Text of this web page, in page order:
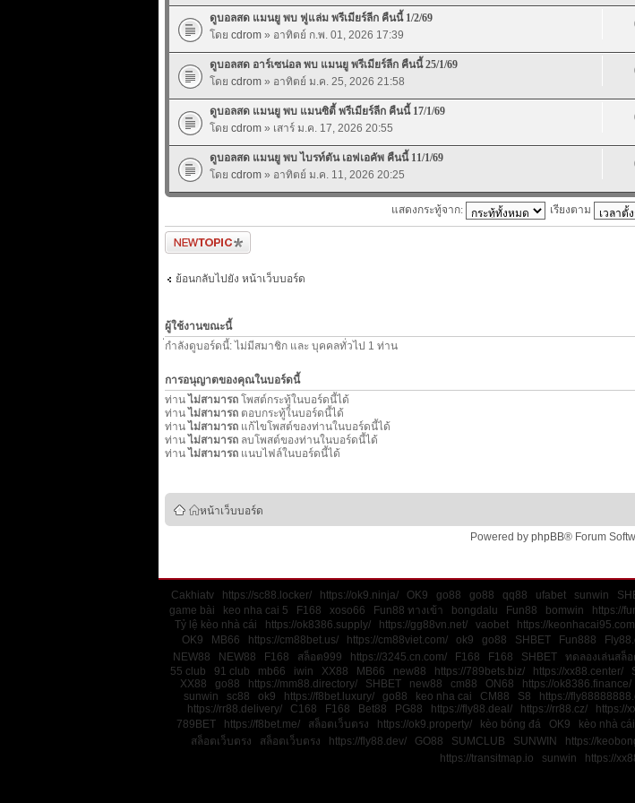
ดูบอลสด แมนยู พบ ฟูแล่ม พรีเมียร์ลีก คืนนี้ 1/2/69
โดย cdrom» อาทิตย์ ก.พ. 01, 2026 17:39
ดูบอลสด อาร์เซน่อล พบ แมนยู พรีเมียร์ลีก คืนนี้ 25/1/69
โดย cdrom» อาทิตย์ ม.ค. 25, 2026 21:58
ดูบอลสด แมนยู พบ แมนซิตี้ พรีเมียร์ลีก คืนนี้ 17/1/69
โดย cdrom» เสาร์ ม.ค. 17, 2026 20:55
ดูบอลสด แมนยู พบ ไบรท์ตัน เอฟเอคัพ คืนนี้ 11/1/69
โดย cdrom» อาทิตย์ ม.ค. 11, 2026 20:25
แสดงกระทู้จาก: เรียงตาม
ตั้งกระทู้ใหม่
ย้อนกลับไปยัง หน้าเว็บบอร์ด
ผู้ใช้งานขณะนี้
่กำลังดูบอร์ดนี้: ไม่มีสมาชิก และ บุคคลทั่วไป 1 ท่าน
การอนุญาตของคุณในบอร์ดนี้
ท่าน ไม่สามารถโพสต์กระทู้ในบอร์ดนี้ได้
ท่าน ไม่สามารถตอบกระทู้ในบอร์ดนี้ได้
ท่าน ไม่สามารถแก้ไขโพสต์ของท่านในบอร์ดนี้ได้
ท่าน ไม่สามารถลบโพสต์ของท่านในบอร์ดนี้ได้
ท่าน ไม่สามารถแนบไฟล์ในบอร์ดนี้ได้
หน้าเว็บบอร์ด
Powered by phpBB® Forum
Cakhiatv https://sc88.locker/ https://ok9.ninja/ OK9 go88 go88 qq88 ufabet sunwin
game bài
keo nha cai 5 F168 xoso66 Fun88 ทางเข้า bongdalu Fun88 bomwin https://
Tỷ lệ kèo nhà cái
https://ok8386.supply/ https://gg88vn.net/ vaobet https://
OK9
MB66 https://cm88bet.us/ https://cm88viet.com/ ok9 go88 SHBET Fun888
NEW88
NEW88 F168 สล็อต999 https://3245.cn.com/ F168 F168 SHBET ทดลองเล่นสล็
55 club
91 club mb66 iwin XX88 MB66 new88 https://789bets.biz/ https://xx88.center/
XX88
go88 https://mm88.directory/ SHBET new88 cm88 ON68 https://ok8386.finance/
sunwin
sc88 ok9 https://f8bet.luxury/ go88 keo nha cai CM88 S8 https://
https://rr88.delivery/
C168 F168 Bet88 PG88 https://fly88.deal/ https://rr88.cz/ https://
789BET
https://f8bet.me/ สล็อตเว็บตรง https://ok9.property/ kèo bóng đá OK9 kèo nhà cái
สล็อตเว็บตรง
สล็อตเว็บตรง https://fly88.dev/ GO88 SUMCLUB SUNWIN https://
https://transitmap.io
sunwin https://